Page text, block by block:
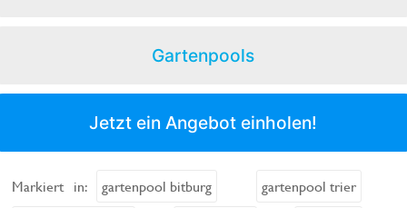
Gartenpools
Jetzt ein Angebot einholen!
Markiert in: gartenpool bitburg
gartenpool trier